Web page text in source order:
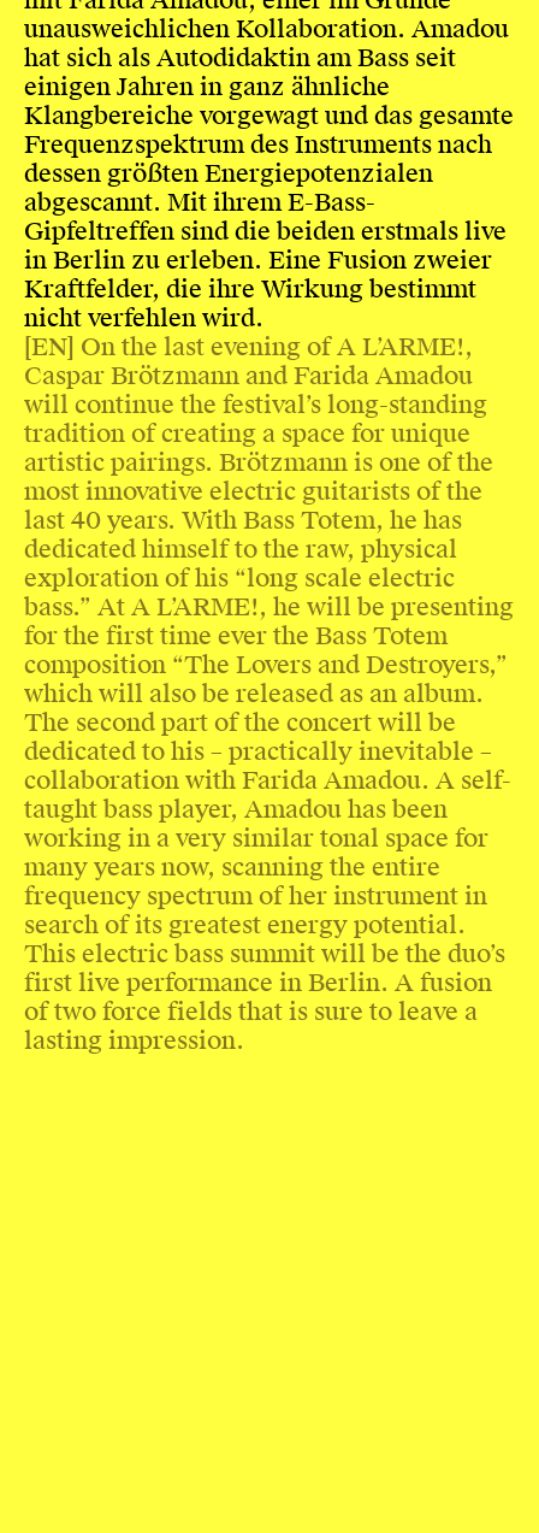
unausweichlichen Kollaboration. Amadou
hat sich als Autodidaktin am Bass seit
einigen Jahren in ganz ähnliche
Klangbereiche vorgewagt und das gesamte
Frequenzspektrum des Instruments nach
dessen größten Energiepotenzialen
abgescannt. Mit ihrem E-Bass-
Gipfeltreffen sind die beiden erstmals live
in Berlin zu erleben. Eine Fusion zweier
Kraftfelder, die ihre Wirkung bestimmt
nicht verfehlen wird.
[EN] On the last evening of A L’ARME!,
Caspar Brötzmann and Farida Amadou
will continue the festival’s long-standing
tradition of creating a space for unique
artistic pairings. Brötzmann is one of the
most innovative electric guitarists of the
last 40 years. With Bass Totem, he has
dedicated himself to the raw, physical
exploration of his “long scale electric
bass.” At A L’ARME!, he will be presenting
for the first time ever the Bass Totem
composition “The Lovers and Destroyers,”
which will also be released as an album.
The second part of the concert will be
dedicated to his – practically inevitable –
collaboration with Farida Amadou. A self-
taught bass player, Amadou has been
working in a very similar tonal space for
many years now, scanning the entire
frequency spectrum of her instrument in
search of its greatest energy potential.
This electric bass summit will be the duo’s
first live performance in Berlin. A fusion
of two force fields that is sure to leave a
lasting impression.